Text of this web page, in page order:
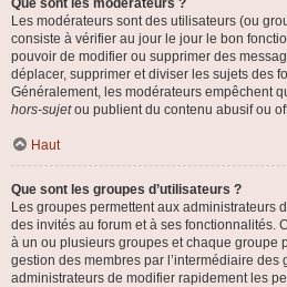
Que sont les modérateurs ?
Les modérateurs sont des utilisateurs (ou
consiste à vérifier au jour le jour le bon
pouvoir de modifier ou supprimer des
déplacer, supprimer et diviser les sujets des
Généralement, les modérateurs empêchent
hors-sujetou publient du contenu abusif ou
Haut
Que sont les groupes d’utilisateurs ?
Les groupes permettent aux administrateurs
des invités au forum et à ses fonctionnalités.
à un ou plusieurs groupes et chaque groupe
gestion des membres par l’intermédiaire des
administrateurs de modifier rapidement les